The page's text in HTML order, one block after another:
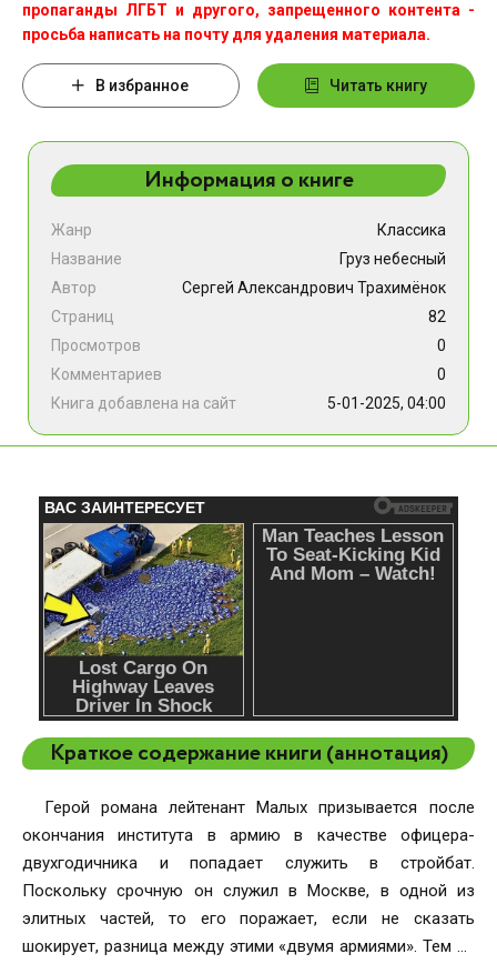
пропаганды ЛГБТ и другого, запрещенного контента -
просьба написать на почту для удаления материала.
В избранное Читать книгу
Информация о книге
Жанр
Классика
Название
Груз небесный
Автор
Сергей Александрович Трахимёнок
Страниц
82
Просмотров
0
Комментариев
0
Книга добавлена на сайт
5-01-2025, 04:00
Краткое содержание книги (аннотация)
Герой романа лейтенант Малых призывается после
окончания института в армию в качестве офицера-
двухгодичника и попадает служить в стройбат.
Поскольку срочную он служил в Москве, в одной из
элитных частей, то его поражает, если не сказать
шокирует, разница между этими «двумя армиями». Тем не